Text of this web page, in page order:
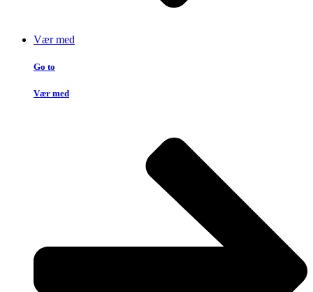
Vær med
Go to
Vær med